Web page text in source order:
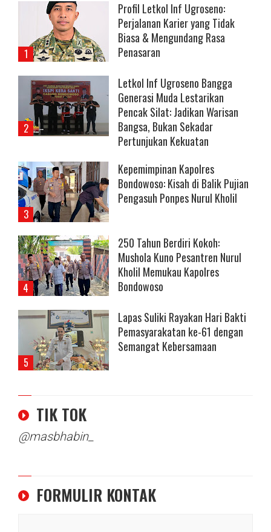
Profil Letkol Inf Ugroseno:
Perjalanan Karier yang Tidak
Biasa & Mengundang Rasa
Penasaran
Letkol Inf Ugroseno Bangga
Generasi Muda Lestarikan
Pencak Silat: Jadikan Warisan
Bangsa, Bukan Sekadar
Pertunjukan Kekuatan
Kepemimpinan Kapolres
Bondowoso: Kisah di Balik Pujian
Pengasuh Ponpes Nurul Kholil
250 Tahun Berdiri Kokoh:
Mushola Kuno Pesantren Nurul
Kholil Memukau Kapolres
Bondowoso
Lapas Suliki Rayakan Hari Bakti
Pemasyarakatan ke-61 dengan
Semangat Kebersamaan
TIK TOK
@masbhabin_
FORMULIR KONTAK